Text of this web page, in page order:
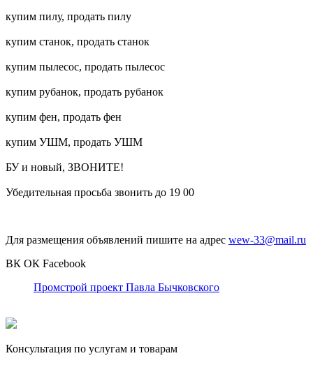
купим пилу, продать пилу
купим станок, продать станок
купим пылесос, продать пылесос
купим рубанок, продать рубанок
купим фен, продать фен
купим УШМ, продать УШМ
БУ и новый, ЗВОНИТЕ!
Убедительная просьба звонить до 19 00
Для размещения объявлений пишите на адрес wew-33@mail.ru
ВК ОК Facebook
Промстрой проект Павла Бычковского
Консультация по услугам и товарам